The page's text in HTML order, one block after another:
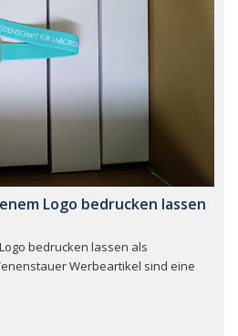
Logo bedrucken lassen
bedrucken lassen als
Werbeartikel sind eine